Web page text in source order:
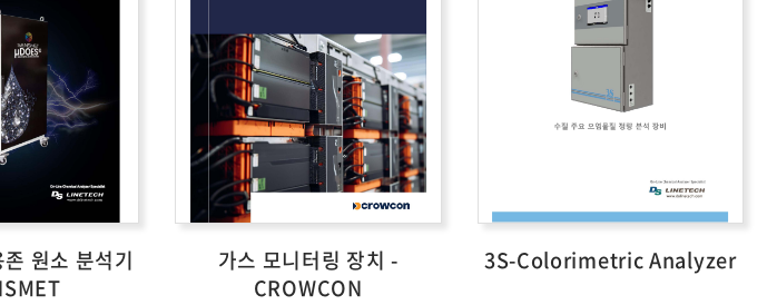
원소 분석기
가스 모니터링 장치 -
CROWCON
3S-Colorimetric Analyzer